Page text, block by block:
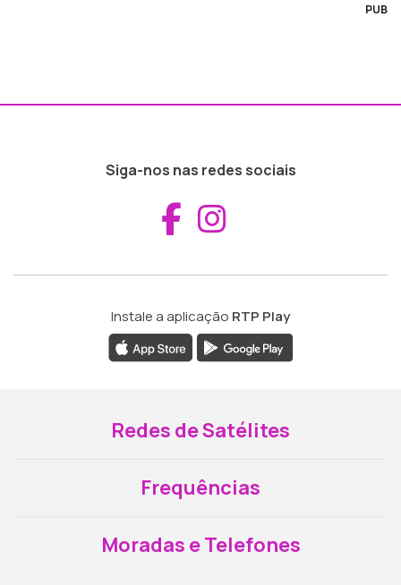
PUB
Siga-nos nas redes sociais
Aceder ao
Instale a aplicação RTP Play
Redes de Satélites
Frequências
Moradas e Telefones